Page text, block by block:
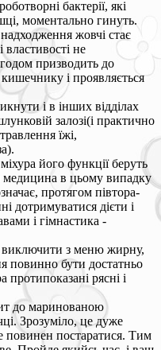
бактерії, які
моментально гинуть.
жовчі стає
властивості не
призводить до
і проявляється
і в інших відділах
залозі(і практично
їжі,
його функції беруть
медицина в цьому випадку
протягом півтора-
дотримуватися дієти і
і гімнастика -
виключити з меню жирну,
повинно бути достатньо
рясні і
до маринованою
Зрозуміло, це дуже
повинен постаратися. Тим